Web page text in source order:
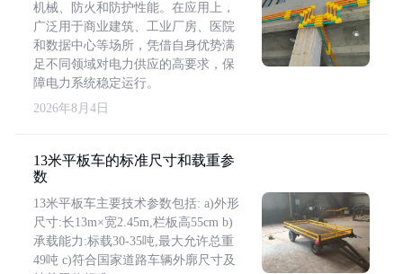
机械、防火和防护性能。在应用上，
广泛用于商业建筑、工业厂房、医院
和数据中心等场所，凭借自身优势满
足不同领域对电力供应的高要求，保
障电力系统稳定运行。
2026年8月4日
13米平板车的标准尺寸和载重参
数
13米平板车主要技术参数包括: a)外形
尺寸:长13m×宽2.45m,栏板高55cm b)
承载能力:标载30-35吨,最大允许总重
49吨 c)符合国家道路车辆外廓尺寸及